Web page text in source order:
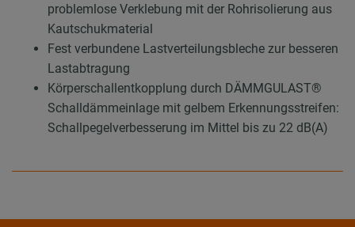
problemlose Verklebung mit der Rohrisolierung aus
Kautschukmaterial
Fest verbundene Lastverteilungsbleche zur besseren
Lastabtragung
Körperschallentkopplung durch DÄMMGULAST®
Schalldämmeinlage mit gelbem Erkennungsstreifen:
Schallpegelverbesserung im Mittel bis zu 22 dB(A)